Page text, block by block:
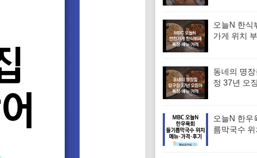
오늘N 한식
가게 위치
찬장인)
동네의 명
정 37년 오
음 특징·메
오늘N 한우
름막국수